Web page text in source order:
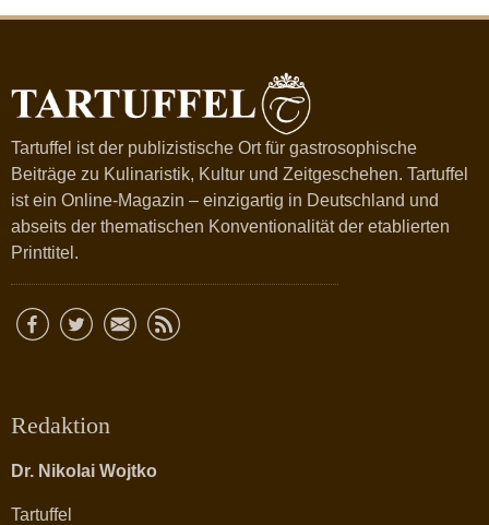
Tartuffel ist der publizistische Ort für gastrosophische
Beiträge zu Kulinaristik, Kultur und Zeitgeschehen. Tartuffel
ist ein Online-Magazin – einzigartig in Deutschland und
abseits der thematischen Konventionalität der etablierten
Printtitel.
Redaktion
Dr. Nikolai Wojtko
Tartuffel